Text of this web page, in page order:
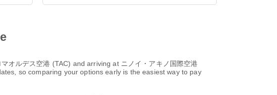
オルデス空港 (TAC) and arriving at ニノイ・アキノ国際空港
so comparing your options early is the easiest way to pay